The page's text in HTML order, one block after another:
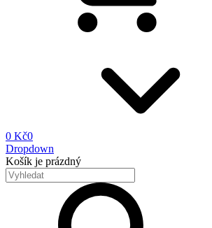
0 Kč0
Dropdown
Košík je prázdný